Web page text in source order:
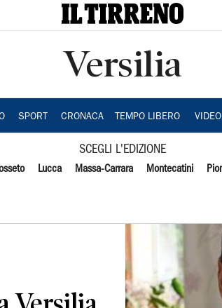
Versilia
SPORT CRONACA TEMPO LIBERO VIDEO
SCEGLI L'EDIZIONE
Lucca Massa-Carrara Montecatini